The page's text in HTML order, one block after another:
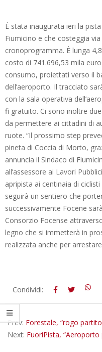
È stata inaugurata ieri la
Fiumicino e che costeggia
cronoprogramma. È lunga
costo di 741.696,53 mila
consumo, proiettati verso il
dell’aeroporto. Il tracciato
con la sala operativa
fi gratuito. Ci sono inoltre
da permettere ai cittadini di
ruote. “Il prossimo step
pineta di Coccia di Morto,
annuncia il Sindaco di
all’assessore ai Lavori
apripista ai centinaia di
seguirà un sentiero che
successivamente Focene
Consorzio Focense
legno che si immetterà in
realizzata anche per
2015-
31
Condividi:
Prev: Forestale, “rogo
Next: FuoriPista,